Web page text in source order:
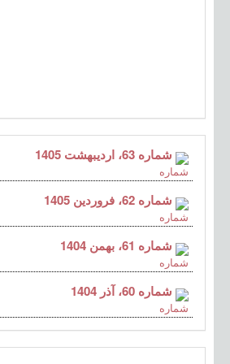
شماره 63، اردیبهشت 1405
شماره 62، فروردین 1405
شماره 61، بهمن 1404
شماره 60، آذر 1404